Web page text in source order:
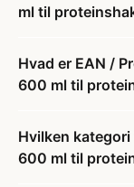
ml til
Hvad er EAN /
600 ml til
Hvilken kategori
600 ml til